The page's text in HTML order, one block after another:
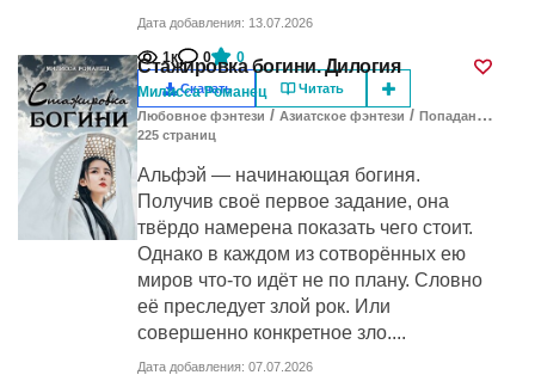
Дата добавления: 13.07.2026
1к 0 0
Скачать Читать
Стажировка богини. Дилогия
Милисса Романец
Любовное фэнтези / Азиатское фэнтези / Попаданцы в другие миры
225 cтраниц
Альфэй — начинающая богиня.
Получив своё первое задание, она
твёрдо намерена показать чего стоит.
Однако в каждом из сотворённых ею
миров что-то идёт не по плану. Словно
её преследует злой рок. Или
совершенно конкретное зло....
Дата добавления: 07.07.2026